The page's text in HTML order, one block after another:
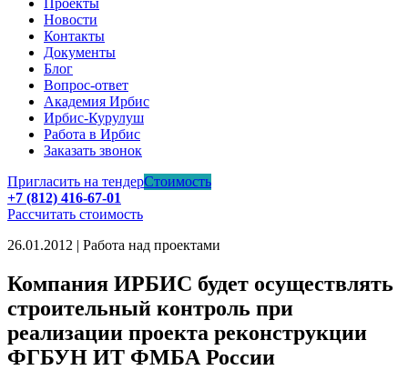
Проекты
Новости
Контакты
Документы
Блог
Вопрос-ответ
Академия Ирбис
Ирбис-Курулуш
Работа в Ирбис
Заказать звонок
Пригласить на тендерСтоимость
+7 (812) 416-67-01
Рассчитать стоимость
26.01.2012 | Работа над проектами
Компания ИРБИС будет осуществлять
строительный контроль при
реализации проекта реконструкции
ФГБУН ИТ ФМБА России